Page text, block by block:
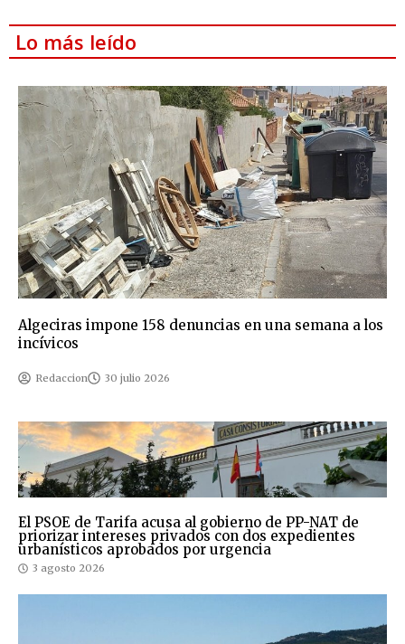
Lo más leído
Algeciras impone 158 denuncias en una semana a los
incívicos
Redaccion 30 julio 2026
El PSOE de Tarifa acusa al gobierno de PP-NAT de
priorizar intereses privados con dos expedientes
urbanísticos aprobados por urgencia
3 agosto 2026